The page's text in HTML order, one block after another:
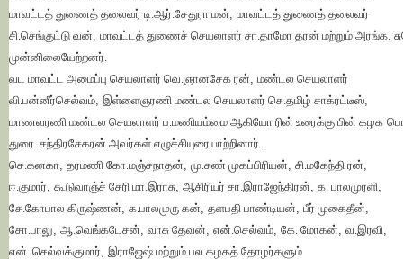
மாவட்டத் துணைத் தலைவர் டி.ஆர்.சேதுரா மன் மாவட்டத் துணைத் தலைவர்
சி.செங்குட்டு வன் மாவட்டத் துணைச் செயலாளர் சா.தாமோ தரன் மற்றும் அரங்க.
முன்னிலையேற்றனர்.
வட மாவட்ட அமைப்பு செயலாளர் வெ.ஞானசேக ரன் மண்டல செயலாளர்
வி.பன்னீர்செல்வம் இள்ளைஞரணி மண்டல செயலாளர் செ.தமிழ் சாக்ரட்டீஸ்
மாணவரணி மண்டல செயலாளர் ப.மணியம்மை ஆகியோ ரின் உரைக்கு பின் கழக
துரை. சந்திரசேகரன் அவர்கள் எழுச்சியுரையாற்றினார்.
செ.கனகா தரமணி கோ.மஞ்சநாதன் மு.சண் முகப்பிரியன் சி.மகேந்தி ரன்
ஈ.குமார் கூடுவாஞ்ச் சேரி மா.இராசு ஆசிரியர் சா.இராஜேந்திரன் க. பாலமுரளி
சே.கோபால கிருஷ்ணன் க.பாலமுரு கன் தளபதி பாண்டியன் பீர் முகைதீன்
சோ.பாலு ஆ.வெங்கடேசன் வாசு தேவன் என்.செல்வம் கே. மோகன் வ.இரவி
என். செல்வக்குமார் இராஜேஷ் மற்றும் பல கழகத் தோழர்களும்